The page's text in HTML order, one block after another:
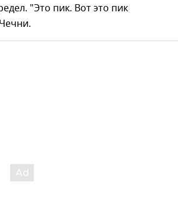
"Это пик. Вот это пик